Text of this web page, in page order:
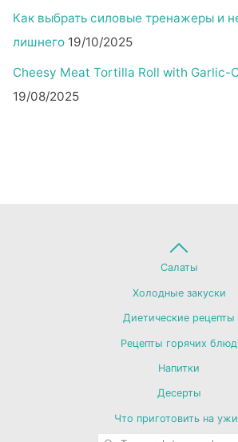
Как выбрать силовые тренажеры и
лишнего 19/10/2025
Cheesy Meat Tortilla Roll with Garlic-
19/08/2025
Салаты
Холодные закуски
Диетические рецепты
Рецепты горячих блюд
Напитки
Десерты
Что приготовить на
Back
to
Top